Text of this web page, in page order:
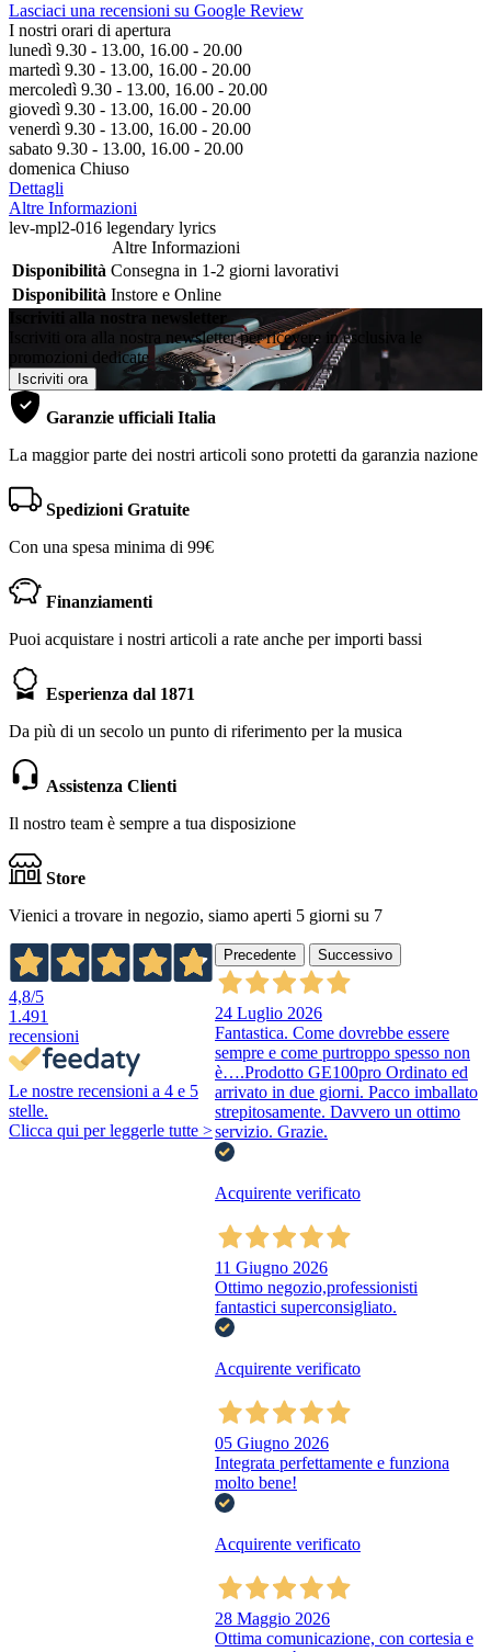
Lasciaci una recensioni su Google Review
I nostri orari di apertura
lunedì 9.30 - 13.00, 16.00 - 20.00
martedì 9.30 - 13.00, 16.00 - 20.00
mercoledì 9.30 - 13.00, 16.00 - 20.00
giovedì 9.30 - 13.00, 16.00 - 20.00
venerdì 9.30 - 13.00, 16.00 - 20.00
sabato 9.30 - 13.00, 16.00 - 20.00
domenica Chiuso
Dettagli
Altre Informazioni
lev-mpl2-016 legendary lyrics
Altre Informazioni
Disponibilità Consegna in 1-2 giorni lavorativi
Disponibilità Instore e Online
Iscriviti alla nostra newsletter
Iscriviti ora alla nostra newsletter per ricevere in esclusiva le
promozioni dedicate
Iscriviti ora
Garanzie ufficiali Italia
La maggior parte dei nostri articoli sono protetti da garanzia nazione
Spedizioni Gratuite
Con una spesa minima di 99€
Finanziamenti
Puoi acquistare i nostri articoli a rate anche per importi bassi
Esperienza dal 1871
Da più di un secolo un punto di riferimento per la musica
Assistenza Clienti
Il nostro team è sempre a tua disposizione
Store
Vienici a trovare in negozio, siamo aperti 5 giorni su 7
4,8/5
1.491
recensioni
Le nostre recensioni a 4 e 5
stelle.
Clicca qui per leggerle tutte >
Precedente Successivo
24 Luglio 2026
Fantastica. Come dovrebbe essere
sempre e come purtroppo spesso non
è….Prodotto GE100pro Ordinato ed
arrivato in due giorni. Pacco imballato
strepitosamente. Davvero un ottimo
servizio. Grazie.
Acquirente verificato
11 Giugno 2026
Ottimo negozio,professionisti
fantastici superconsigliato.
Acquirente verificato
05 Giugno 2026
Integrata perfettamente e funziona
molto bene!
Acquirente verificato
28 Maggio 2026
Ottima comunicazione, con cortesia e